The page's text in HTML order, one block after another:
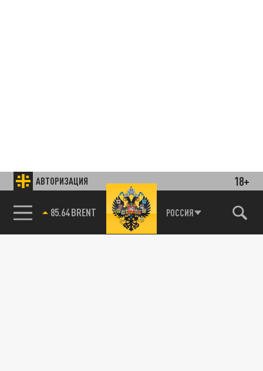
АВТОРИЗАЦИЯ 18+
85.64 BRENT РОССИЯ